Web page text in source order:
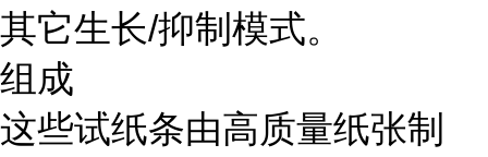
其它生长/抑制模式。
组成
这些试纸条由高质量纸张制